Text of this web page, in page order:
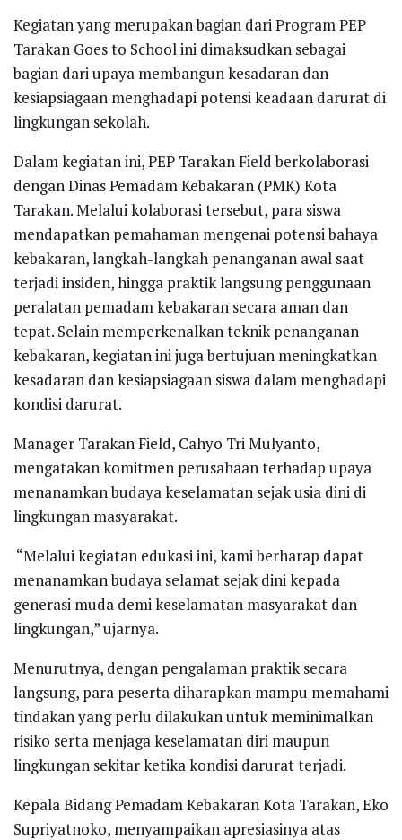
Kegiatan yang merupakan bagian dari Program PEP
Tarakan Goes to School ini dimaksudkan sebagai
bagian dari upaya membangun kesadaran dan
kesiapsiagaan menghadapi potensi keadaan darurat di
lingkungan sekolah.
Dalam kegiatan ini, PEP Tarakan Field berkolaborasi
dengan Dinas Pemadam Kebakaran (PMK) Kota
Tarakan. Melalui kolaborasi tersebut, para siswa
mendapatkan pemahaman mengenai potensi bahaya
kebakaran, langkah-langkah penanganan awal saat
terjadi insiden, hingga praktik langsung penggunaan
peralatan pemadam kebakaran secara aman dan
tepat. Selain memperkenalkan teknik penanganan
kebakaran, kegiatan ini juga bertujuan meningkatkan
kesadaran dan kesiapsiagaan siswa dalam menghadapi
kondisi darurat.
Manager Tarakan Field, Cahyo Tri Mulyanto,
mengatakan komitmen perusahaan terhadap upaya
menanamkan budaya keselamatan sejak usia dini di
lingkungan masyarakat.
“Melalui kegiatan edukasi ini, kami berharap dapat
menanamkan budaya selamat sejak dini kepada
generasi muda demi keselamatan masyarakat dan
lingkungan,” ujarnya.
Menurutnya, dengan pengalaman praktik secara
langsung, para peserta diharapkan mampu memahami
tindakan yang perlu dilakukan untuk meminimalkan
risiko serta menjaga keselamatan diri maupun
lingkungan sekitar ketika kondisi darurat terjadi.
Kepala Bidang Pemadam Kebakaran Kota Tarakan, Eko
Supriyatnoko, menyampaikan apresiasinya atas